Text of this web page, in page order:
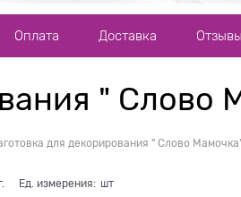
Оплата Доставка Отзывы
" Слово
для декорирования " Слово
Ед. измерения: шт